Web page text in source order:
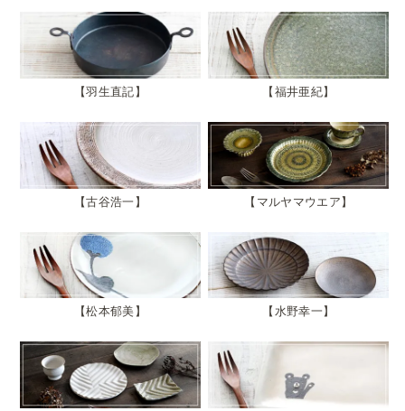
羽生直記 福井亜紀
古谷浩一 マルヤマウエア
松本郁美 水野幸一